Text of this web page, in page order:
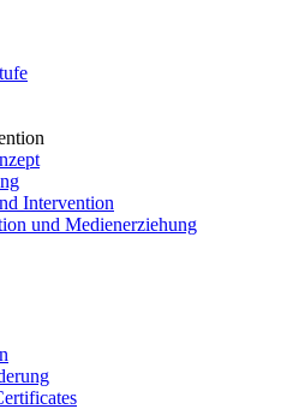
Intervention
und Medienerziehung